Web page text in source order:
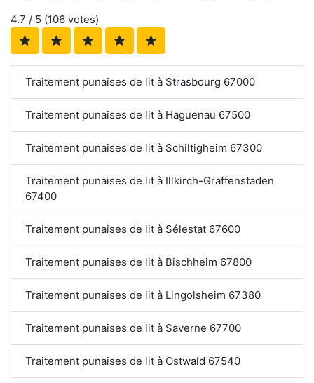
4.7 / 5 (106 votes)
Traitement punaises de lit à Strasbourg 67000
Traitement punaises de lit à Haguenau 67500
Traitement punaises de lit à Schiltigheim 67300
Traitement punaises de lit à Illkirch-Graffenstaden
67400
Traitement punaises de lit à Sélestat 67600
Traitement punaises de lit à Bischheim 67800
Traitement punaises de lit à Lingolsheim 67380
Traitement punaises de lit à Saverne 67700
Traitement punaises de lit à Ostwald 67540